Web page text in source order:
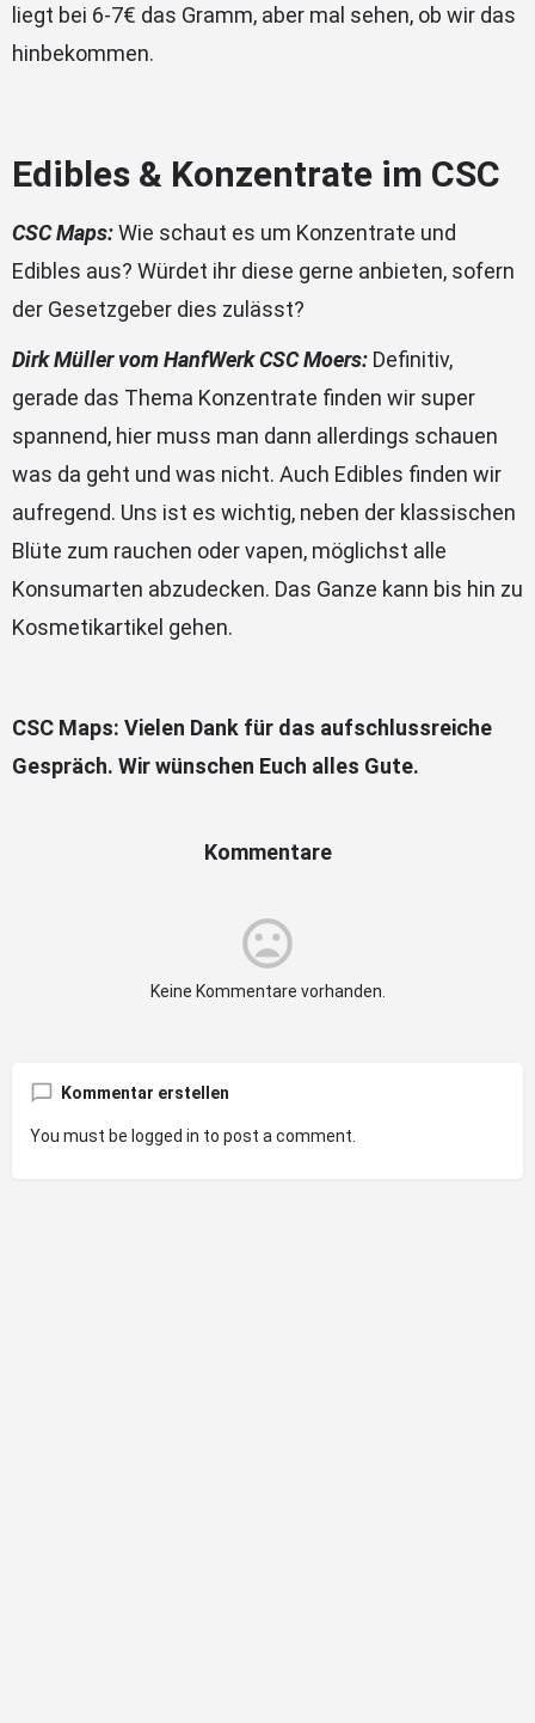
liegt bei 6-7€ das Gramm, aber mal sehen, ob wir das
hinbekommen.
Edibles & Konzentrate im CSC
CSC Maps:Wie schaut es um Konzentrate und
Edibles aus? Würdet ihr diese gerne anbieten, sofern
der Gesetzgeber dies zulässt?
Dirk Müller vom HanfWerk CSC Moers: Definitiv,
gerade das Thema Konzentrate finden wir super
spannend, hier muss man dann allerdings schauen
was da geht und was nicht. Auch Edibles finden wir
aufregend. Uns ist es wichtig, neben der klassischen
Blüte zum rauchen oder vapen, möglichst alle
Konsumarten abzudecken. Das Ganze kann bis hin zu
Kosmetikartikel gehen.
CSC Maps: Vielen Dank für das aufschlussreiche
Gespräch. Wir wünschen Euch alles Gute.
Kommentare
Keine Kommentare vorhanden.
Kommentar erstellen
You must be logged in to post a comment.